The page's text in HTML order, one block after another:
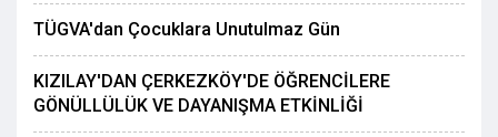
TÜGVA'dan Çocuklara Unutulmaz Gün
KIZILAY'DAN ÇERKEZKÖY'DE ÖĞRENCİLERE
GÖNÜLLÜLÜK VE DAYANIŞMA ETKİNLİĞİ